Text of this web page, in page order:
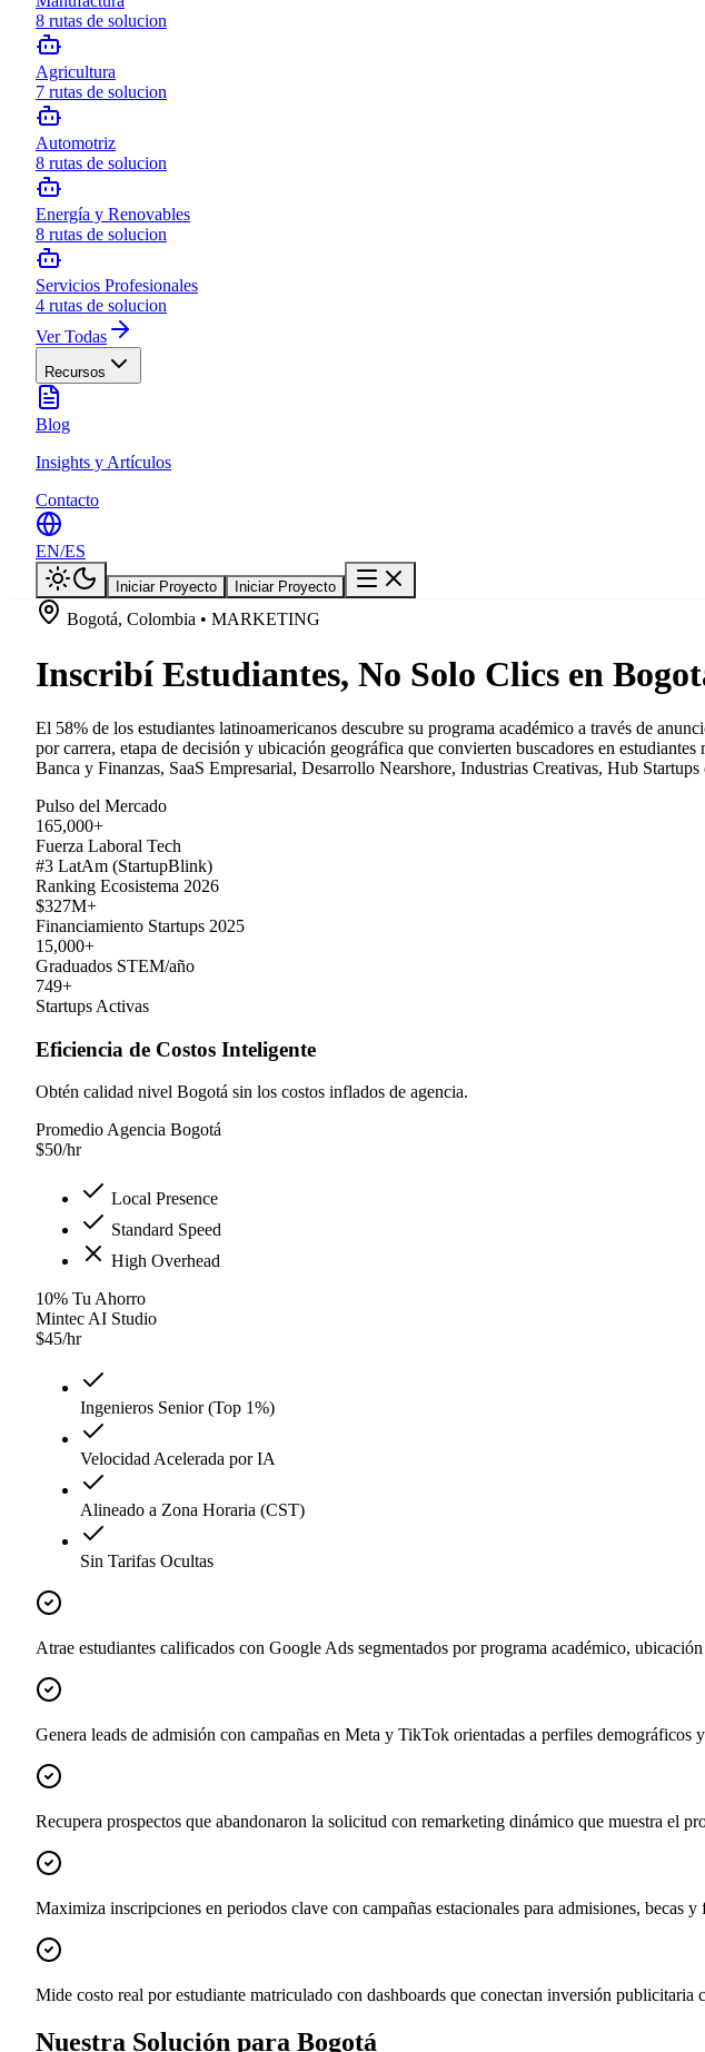
8 rutas de solucion
Agricultura
7 rutas de solucion
Automotriz
8 rutas de solucion
Energía y Renovables
8 rutas de solucion
Servicios Profesionales
4 rutas de solucion
Ver Todas
Recursos
Blog
Insights y Artículos
Contacto
EN/ES
Iniciar Proyecto Iniciar Proyecto
Bogotá, Colombia • MARKETING
Inscribí Estudiantes, No Solo Clics en
El 58% de los estudiantes latinoamericanos descubre su programa académico a través de
por carrera, etapa de decisión y ubicación geográfica que convierten buscadores en
Banca y Finanzas, SaaS Empresarial, Desarrollo Nearshore, Industrias Creativas, Hub
Pulso del Mercado
165,000+
Fuerza Laboral Tech
#3 LatAm (StartupBlink)
Ranking Ecosistema 2026
$327M+
Financiamiento Startups 2025
15,000+
Graduados STEM/año
749+
Startups Activas
Eficiencia de Costos Inteligente
Obtén calidad nivel Bogotá sin los costos inflados de agencia.
Promedio Agencia Bogotá
$50/hr
Local Presence
Standard Speed
High Overhead
10% Tu Ahorro
Mintec AI Studio
$45/hr
Ingenieros Senior (Top 1%)
Velocidad Acelerada por IA
Alineado a Zona Horaria (CST)
Sin Tarifas Ocultas
Atrae estudiantes calificados con Google Ads segmentados por programa académico,
Genera leads de admisión con campañas en Meta y TikTok orientadas a perfiles demográficos
Recupera prospectos que abandonaron la solicitud con remarketing dinámico que muestra el
Maximiza inscripciones en periodos clave con campañas estacionales para admisiones, becas y
Mide costo real por estudiante matriculado con dashboards que conectan inversión publicitaria
Nuestra Solución para Bogotá